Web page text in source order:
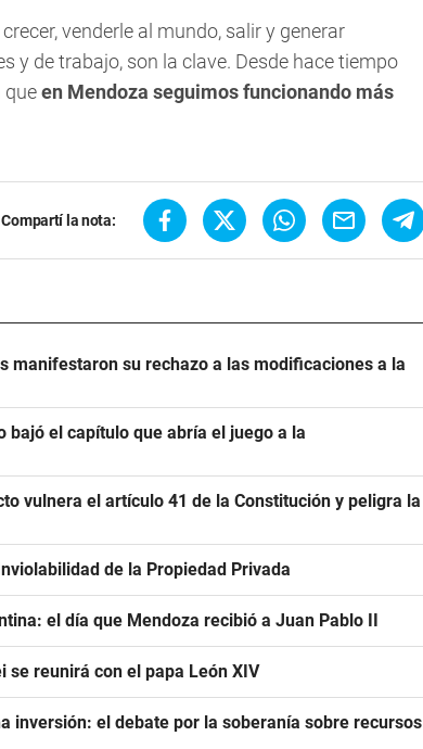
venderle al mundo, salir y generar
y de trabajo, son la clave. Desde hace tiempo
queen Mendoza seguimos funcionando más
Compartí la nota:
manifestaron su rechazo a las modificaciones a la
el capítulo que abría el juego a la
vulnera el artículo 41 de la Constitución y peligra la
de la Propiedad Privada
el día que Mendoza recibió a Juan Pablo II
reunirá con el papa León XIV
inversión: el debate por la soberanía sobre recursos